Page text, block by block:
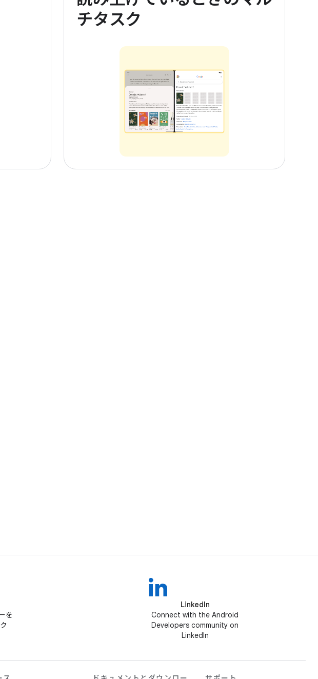
チタスク
を
LinkedIn
Connect with the Android
Developers community on
LinkedIn